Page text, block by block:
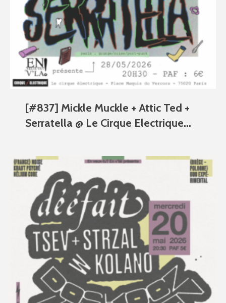
[#837] Mickle Muckle + Attic Ted +
Serratella @ Le Cirque Electrique...